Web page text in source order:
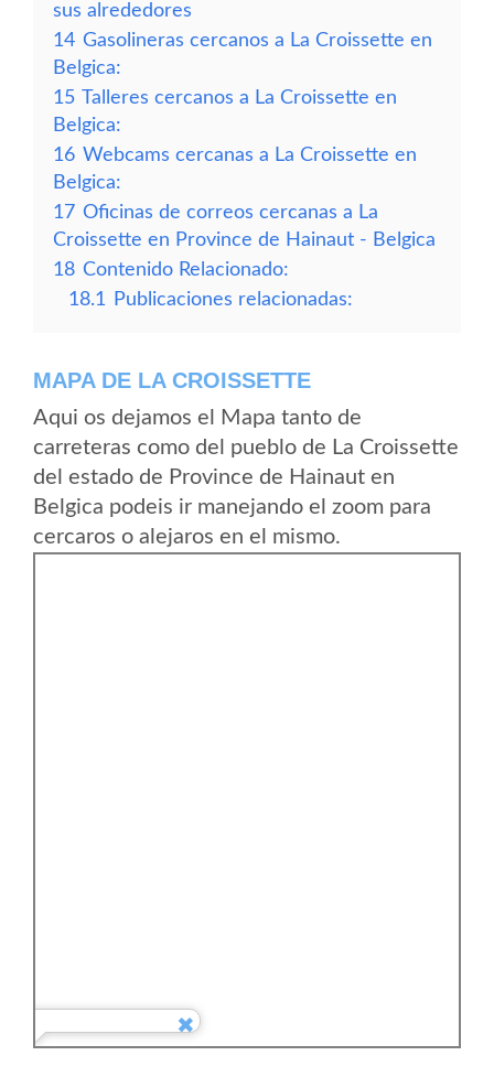
sus alrededores
14 Gasolineras cercanos a La Croissette en
Belgica:
15 Talleres cercanos a La Croissette en
Belgica:
16 Webcams cercanas a La Croissette en
Belgica:
17 Oficinas de correos cercanas a La
Croissette en Province de Hainaut - Belgica
18 Contenido Relacionado:
18.1
Publicaciones relacionadas:
MAPA DE LA CROISSETTE
Aqui os dejamos el Mapa tanto de
carreteras como del pueblo de La Croissette
del estado de Province de Hainaut en
Belgica podeis ir manejando el zoom para
cercaros o alejaros en el mismo.